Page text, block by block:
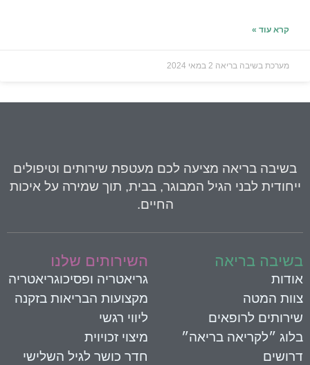
קרא עוד »
מערכת בשיבה בריאה2 במאי 2024
בשיבה בריאהמציעה לכם מעטפת שירותים וטיפולים
ייחודית לבני הגיל המבוגר, בבית, תוך שמירה על איכות
החיים.
בריאה
המטה
לרופאים
״לקריאה בריאה״
השירותים שלנו
גריאטריה ופסיכוגריאטריה
מקצועות הבריאות בזקנה
ליווי רגשי
מיצוי זכויוית
חדר כושר לגיל השלישי